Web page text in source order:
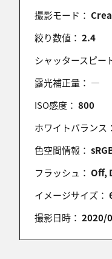
撮影モード：
絞り数値： 2.4
シャッタースピー
露光補正量： ―
ISO感度： 800
ホワイトバランス：
色空間情報：
フラッシュ： Off,
イメージサイズ：
撮影日時： 2020/